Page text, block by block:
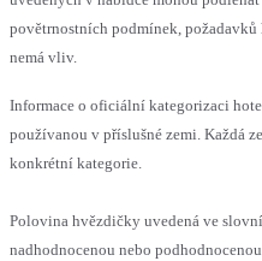
povětrnostních podmínek,
nemá vliv.
Informace o oficiální kategorizaci
používanou v příslušné zemi. Každá
konkrétní kategorie.
Polovina hvězdičky uvedená ve
nadhodnocenou nebo